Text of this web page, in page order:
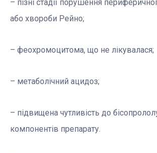
– пізні стадії порушення
або хвороби Рейно;
– феохромоцитома, що не лікувалася;
– метаболічний ацидоз;
– підвищена чутливість до
компонентів препарату.